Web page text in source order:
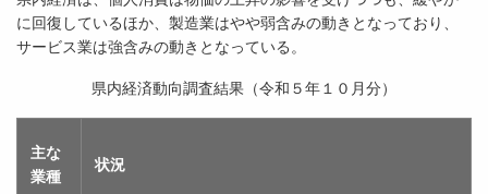
に回復しているほか、製造業はやや弱含みの動きとなっており、
サービス業は強含みの動きとなっている。
主な
業種
状況
県内経済動向調査結果（令和５年１０月分）